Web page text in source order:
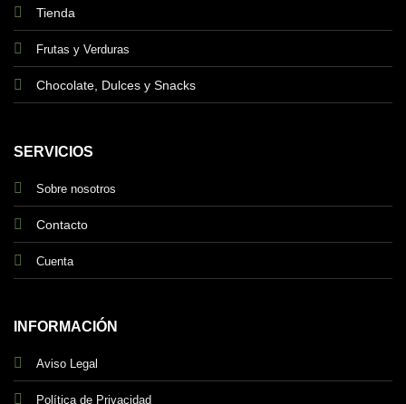
Tienda
Frutas y Verduras
Chocolate, Dulces y Snacks
SERVICIOS
Sobre nosotros
Contacto
Cuenta
INFORMACIÓN
Aviso Legal
Política de Privacidad